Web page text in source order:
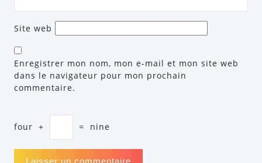
Site web
Enregistrer mon nom, mon e-mail et mon site web
dans le navigateur pour mon prochain
commentaire.
four + = nine